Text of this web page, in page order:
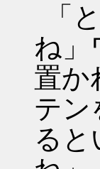
「
ね」
置か
テン
ると